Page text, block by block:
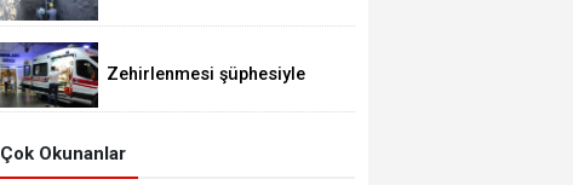
Zehirlenmesi şüphesiyle
Çok Okunanlar